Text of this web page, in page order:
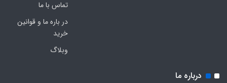
تماس با ما
در باره ما و قوانین
خرید
وبلاگ
درباره ما